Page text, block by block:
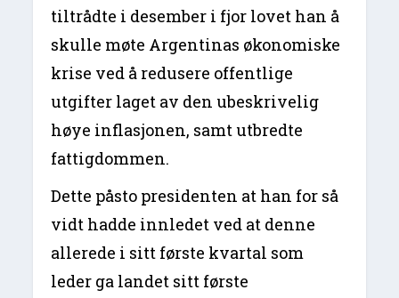
tiltrådte i desember i fjor lovet han å
skulle møte Argentinas økonomiske
krise ved å redusere offentlige
utgifter laget av den ubeskrivelig
høye inflasjonen, samt utbredte
fattigdommen.
Dette påsto presidenten at han for så
vidt hadde innledet ved at denne
allerede i sitt første kvartal som
leder ga landet sitt første